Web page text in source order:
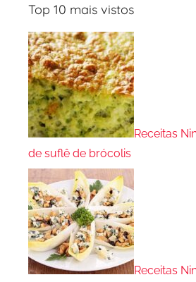
Top 10 mais vistos
Receitas
de suflê de brócolis
Receitas